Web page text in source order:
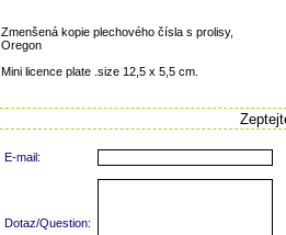
Zmenšená kopie plechového čísla s prolisy,
Oregon
Mini licence plate .size 12,5 x 5,5 cm.
E-mail:
Dotaz/Question: